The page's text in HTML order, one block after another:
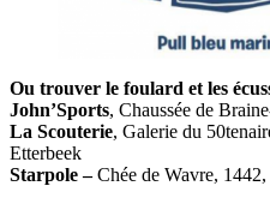
Ou trouver le foulard et les
John’Sports, Chaussée de
La Scouterie, Galerie du
Etterbeek
Starpole –Chée de Wavre,